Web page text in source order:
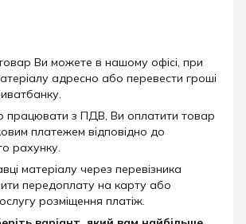
Ви можете в нашому офісі, при
адресно або перевести гроші
з ПДВ, Ви оплатити товар
платежем відповідно до
рахунку.
матеріалу через перевізника
передоплату на карту або
розміщення платіж.